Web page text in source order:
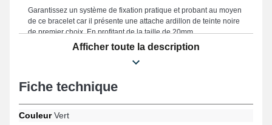
Garantissez un système de fixation pratique et probant au moyen
de ce bracelet car il présente une attache ardillon de teinte noire
de premier choix. En profitant de la taille de 20mm
soigneusement conçue de ce bracelet, vous obtenez d'une
intégration harmonieuse et d'un usage ergonomique assurant
une compatibilité idéale avec toutes les morphologies. Étant
compromis optimal en vue d'en remplacer un brisé ou cassé.
parfaitement aux demandes des professionnels. Une boucle
Afficher toute la description
Fiche technique
CouleurVert